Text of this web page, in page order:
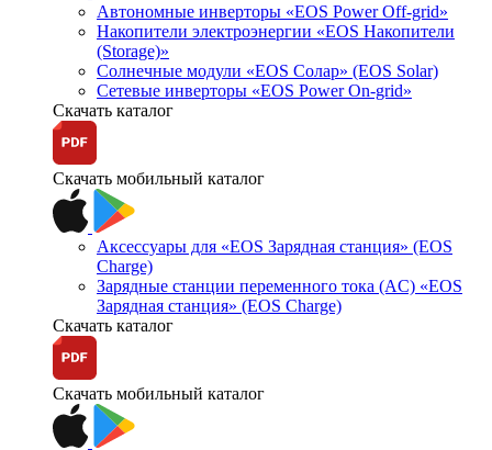
Автономные инверторы «EOS Power Off-grid»
Накопители электроэнергии «EOS Накопители
(Storage)»
Солнечные модули «EOS Солар» (EOS Solar)
Сетевые инверторы «EOS Power On-grid»
Скачать каталог
Скачать мобильный каталог
Аксессуары для «EOS Зарядная станция» (EOS
Charge)
Зарядные станции переменного тока (AC) «EOS
Зарядная станция» (EOS Charge)
Скачать каталог
Скачать мобильный каталог